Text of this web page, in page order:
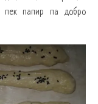
пек папир па добро